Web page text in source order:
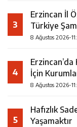
3
Erzincan İl
Türkiye
8 Ağustos 2026-
4
İçin
8 Ağustos 2026-
5
Hafızlık
Yaşamaktır